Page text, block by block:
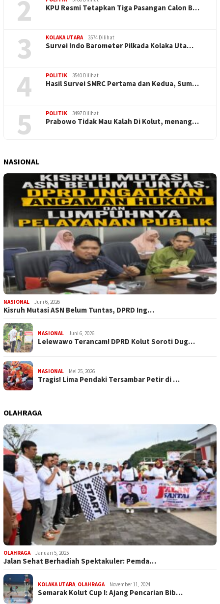
2 KPU Resmi Tetapkan Tiga Pasangan Calon B…
3 KOLAKA UTARA 3574 Dilihat
Survei Indo Barometer Pilkada Kolaka Uta…
4 POLITIK 3540 Dilihat
Hasil Survei SMRC Pertama dan Kedua, Sum…
5 POLITIK 3497 Dilihat
Prabowo Tidak Mau Kalah Di Kolut, menang…
NASIONAL
NASIONAL Juni 6, 2026
Kisruh Mutasi ASN Belum Tuntas, DPRD Ing…
NASIONAL Juni 6, 2026
Lelewawo Terancam! DPRD Kolut Soroti Dug…
NASIONAL Mei 25, 2026
Tragis! Lima Pendaki Tersambar Petir di …
OLAHRAGA
OLAHRAGA Januari 5, 2025
Jalan Sehat Berhadiah Spektakuler: Pemda…
KOLAKA UTARA, OLAHRAGA November 11, 2024
Semarak Kolut Cup I: Ajang Pencarian Bib…